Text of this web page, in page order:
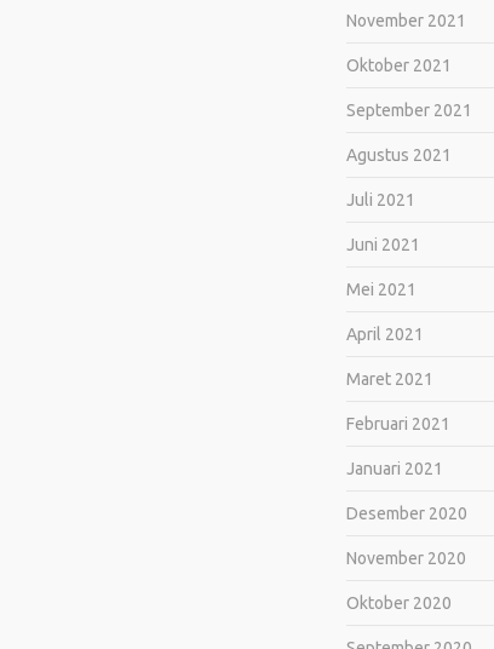
November 2021
Oktober 2021
September 2021
Agustus 2021
Juli 2021
Juni 2021
Mei 2021
April 2021
Maret 2021
Februari 2021
Januari 2021
Desember 2020
November 2020
Oktober 2020